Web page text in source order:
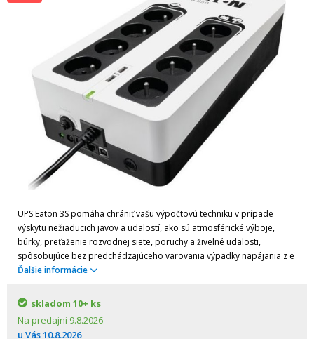
UPS Eaton 3S pomáha chrániť vašu výpočtovú techniku v prípade
výskytu nežiaducich javov a udalostí, ako sú atmosférické výboje,
búrky, preťaženie rozvodnej siete, poruchy a živelné udalosti,
spôsobujúce bez predchádzajúceho varovania výpadky napájania z e
Ďalšie informácie
skladom 10+ ks
Na predajni 9.8.2026
u Vás10.8.2026